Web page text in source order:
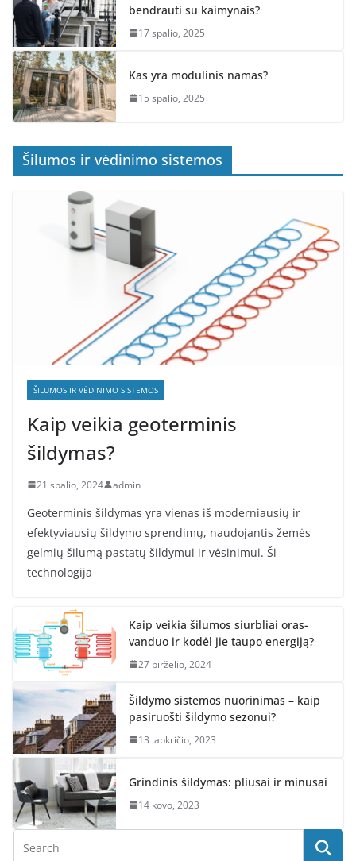
bendrauti su kaimynais?
17 spalio, 2025
Kas yra modulinis namas?
15 spalio, 2025
Šilumos ir vėdinimo sistemos
ŠILUMOS IR VĖDINIMO SISTEMOS
Kaip veikia geoterminis
šildymas?
21 spalio, 2024 admin
Geoterminis šildymas yra vienas iš moderniausių ir
efektyviausių šildymo sprendimų, naudojantis žemės
gelmių šilumą pastatų šildymui ir vėsinimui. Ši
technologija
Kaip veikia šilumos siurbliai oras-
vanduo ir kodėl jie taupo energiją?
27 birželio, 2024
Šildymo sistemos nuorinimas – kaip
pasiruošti šildymo sezonui?
13 lapkričio, 2023
Grindinis šildymas: pliusai ir minusai
14 kovo, 2023